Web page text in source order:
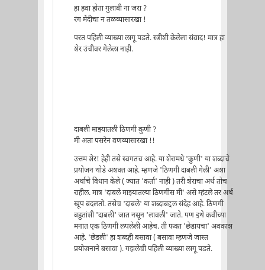
हा हवा होता गुलाबी ना जरा ?
रंग मेंदीचा न तळव्यासारखा !
परत पहिली व्याख्या लागू पडते. स्त्रीशी केलेला संवाद! मात्र हा
शेर उंचीवर गेलेला नाही.
दाबली माझ्यातली ठिणगी कुणी ?
मी अता पसरेन वणव्यासारखा !!
उत्तम शेर! हेही तसे स्वगतच आहे. या शेरामधे 'कुणी' या शब्दाचे
प्रयोजन थोडे अशक्त आहे. म्हणजे 'ठिणगी दाबली गेली' अशा
अर्थाचे विधान केले ( ज्यात 'कर्ता' नाही ) तरी शेराचा अर्थ तोच
राहील. मात्र 'दाबले माझ्यातल्या ठिणगीस मी' असे म्हंटले तर अर्थ
खूप बदलतो. तसेच 'दाबले' या शब्दाबद्दल संदेह आहे. ठिणगी
बहुतांशी 'दाबली' जात नसून 'लावली' जाते. पण इथे कवीच्या
मनात एक ठिणगी लपलेली आहेच. ती फक्त 'छेडायचा' अवकाश
आहे. 'छेडली' हा शब्दही बसावा ( बसावा म्हणजे जास्त
प्रयोजनाने बसावा ). गझलेची पहिली व्याख्या लागू पडते.